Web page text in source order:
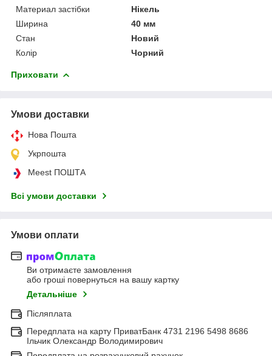
Материал застібки
Нікель
Ширина
40 мм
Стан
Новий
Колір
Чорний
Приховати
Умови доставки
Нова Пошта
Укрпошта
Meest ПОШТА
Всі умови доставки
Умови оплати
Ви отримаєте замовлення
або гроші повернуться на вашу картку
Детальніше
Післяплата
Передплата на карту ПриватБанк 4731 2196 5498 8686
Ільчик Олександр Володимирович